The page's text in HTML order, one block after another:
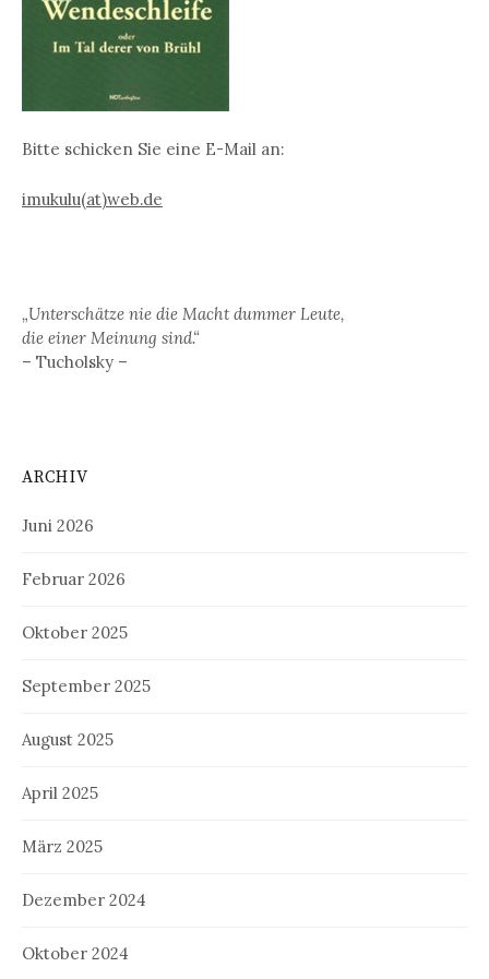
Bitte schicken Sie eine E-Mail an:
imukulu(at)web.de
„Unterschätze nie die Macht dummer Leute,
die einer Meinung sind.“
– Tucholsky –
ARCHIV
Juni 2026
Februar 2026
Oktober 2025
September 2025
August 2025
April 2025
März 2025
Dezember 2024
Oktober 2024